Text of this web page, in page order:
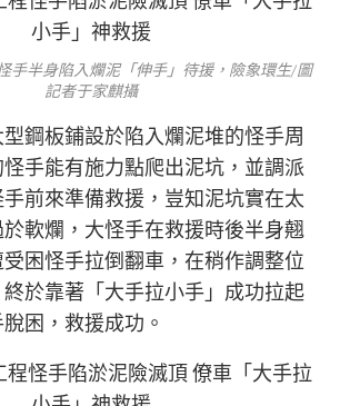
手半身陷入爛泥「伸手」待援，險象環生/圖
記者于家麒攝
鋼板鋪設於陷入爛泥堆的怪手周
手能有施力點爬出泥坑，並調派
前來準備救援，豈知泥坑實在太
軟爛，大怪手在救援時後半身翹
困怪手拉倒翻車，在稍作調整位
於靠著「大手拉小手」成功拉起
困，救援成功。